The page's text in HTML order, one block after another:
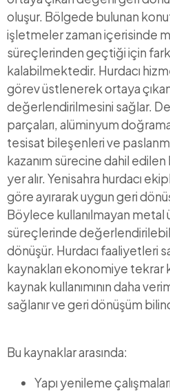
oluşur. Bölgede bulunan
işletmeler zaman içerisinde
süreçlerinden geçtiği için
kalabilmektedir. Hurdacı
görev üstlenerek ortaya
değerlendirilmesini sağlar.
parçaları, alüminyum
tesisat bileşenleri ve
kazanım sürecine dahil edilen
yer alır. Yenisahra hurdacı
göre ayırarak uygun geri
Böylece kullanılmayan
süreçlerinde
dönüşür. Hurdacı faaliyetleri
kaynakları ekonomiye tekrar
kaynak kullanımının daha
sağlanır ve geri dönüşüm
Bu kaynaklar arasında:
Yapı yenileme çalışmaları